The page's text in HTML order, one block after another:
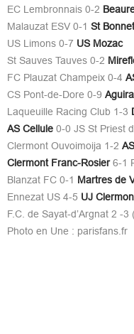
EC Lembronnais 0-2
Malauzat ESV 0-1 St
US Limons 0-7 US Mozac
St Sauves Tauves 0-2
FC Plauzat Champeix 0-4
CS Pont-de-Dore 0-9
Laqueuille Racing Club 1-3
AS Cellule0-0 JS St Priest
Clermont Ouvoimoija 1-2
Clermont Franc-Rosier6-1
Blanzat FC 0-1 Martres de
Ennezat US 4-5 UJ
F.C. de Sayat-d’Argnat 2 -3
Photo en Une : parisfans.fr